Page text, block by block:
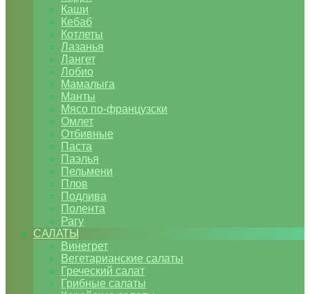
Каши
Кебаб
Котлеты
Лазанья
Лангет
Лобио
Мамалыга
Манты
Мясо по-французски
Омлет
Отбивные
Паста
Паэлья
Пельмени
Плов
Подлива
Полента
Рагу
САЛАТЫ
Винегрет
Вегетарианские салаты
Греческий салат
Грибные салаты